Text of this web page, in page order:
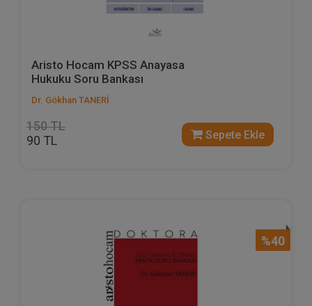
Aristo Hocam KPSS Anayasa
Hukuku Soru Bankası
Dr. Gökhan TANERİ
150 TL
90 TL Sepete Ekle
%40